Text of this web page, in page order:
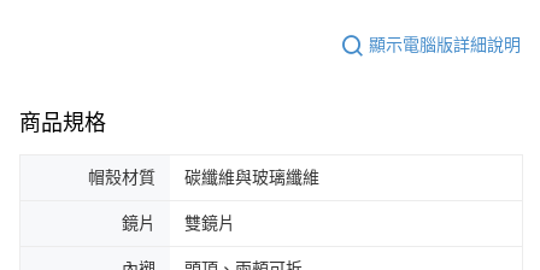
顯示電腦版詳細說明
商品規格
帽殼材質 碳纖維與玻璃纖維
鏡片 雙鏡片